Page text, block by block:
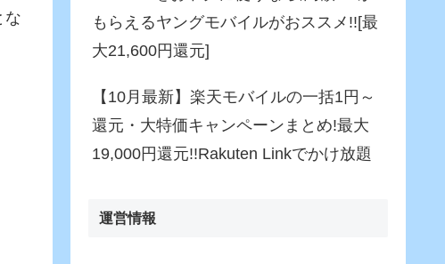
な
もらえるヤングモバイルがおススメ!![最
大21,600円還元]
【10月最新】楽天モバイルの一括1円～
還元・大特価キャンペーンまとめ!最大
19,000円還元!!Rakuten Linkでかけ放題
運営情報